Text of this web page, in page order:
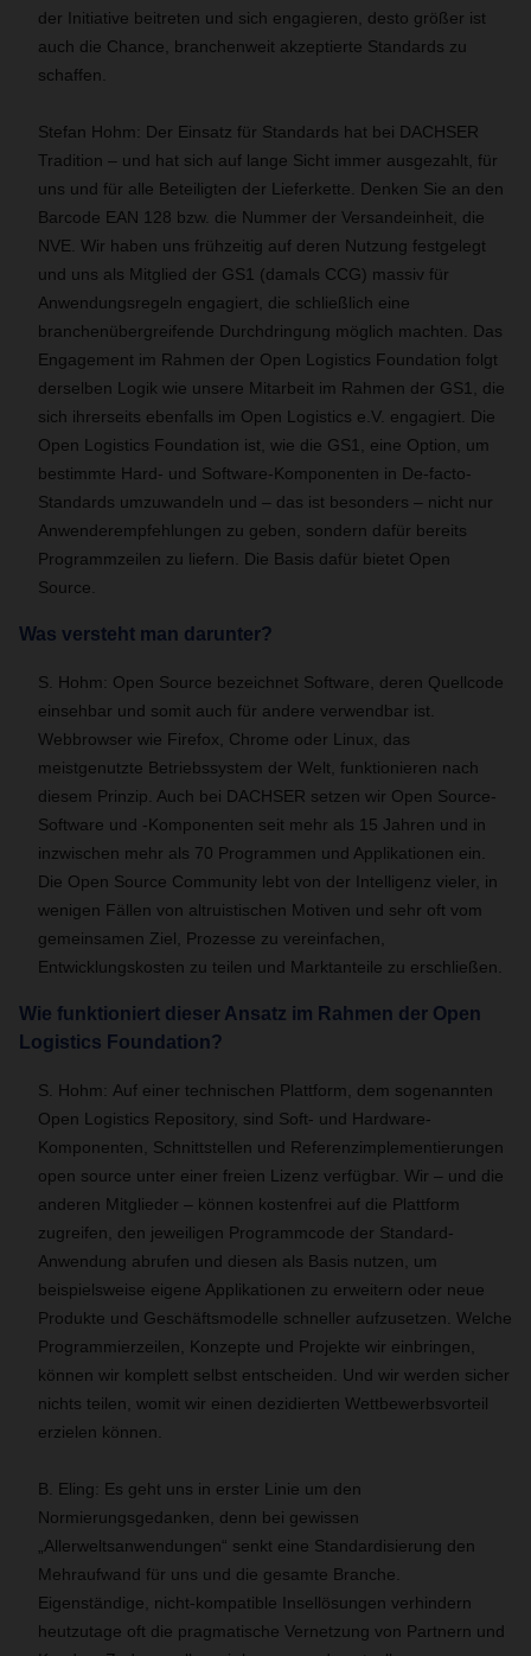
der Initiative beitreten und sich engagieren, desto größer ist
auch die Chance, branchenweit akzeptierte Standards zu
schaffen.
Stefan Hohm: Der Einsatz für Standards hat bei DACHSER
Tradition – und hat sich auf lange Sicht immer ausgezahlt, für
uns und für alle Beteiligten der Lieferkette. Denken Sie an den
Barcode EAN 128 bzw. die Nummer der Versandeinheit, die
NVE. Wir haben uns frühzeitig auf deren Nutzung festgelegt
und uns als Mitglied der GS1 (damals CCG) massiv für
Anwendungsregeln engagiert, die schließlich eine
branchenübergreifende Durchdringung möglich machten. Das
Engagement im Rahmen der Open Logistics Foundation folgt
derselben Logik wie unsere Mitarbeit im Rahmen der GS1, die
sich ihrerseits ebenfalls im Open Logistics e.V. engagiert. Die
Open Logistics Foundation ist, wie die GS1, eine Option, um
bestimmte Hard- und Software-Komponenten in De-facto-
Standards umzuwandeln und – das ist besonders – nicht nur
Anwenderempfehlungen zu geben, sondern dafür bereits
Programmzeilen zu liefern. Die Basis dafür bietet Open
Source.
Was versteht man darunter?
S. Hohm: Open Source bezeichnet Software, deren Quellcode
einsehbar und somit auch für andere verwendbar ist.
Webbrowser wie Firefox, Chrome oder Linux, das
meistgenutzte Betriebssystem der Welt, funktionieren nach
diesem Prinzip. Auch bei DACHSER setzen wir Open Source-
Software und -Komponenten seit mehr als 15 Jahren und in
inzwischen mehr als 70 Programmen und Applikationen ein.
Die Open Source Community lebt von der Intelligenz vieler, in
wenigen Fällen von altruistischen Motiven und sehr oft vom
gemeinsamen Ziel, Prozesse zu vereinfachen,
Entwicklungskosten zu teilen und Marktanteile zu erschließen.
Wie funktioniert dieser Ansatz im Rahmen der Open
Logistics Foundation?
S. Hohm: Auf einer technischen Plattform, dem sogenannten
Open Logistics Repository, sind Soft- und Hardware-
Komponenten, Schnittstellen und Referenzimplementierungen
open source unter einer freien Lizenz verfügbar. Wir – und die
anderen Mitglieder – können kostenfrei auf die Plattform
zugreifen, den jeweiligen Programmcode der Standard-
Anwendung abrufen und diesen als Basis nutzen, um
beispielsweise eigene Applikationen zu erweitern oder neue
Produkte und Geschäftsmodelle schneller aufzusetzen. Welche
Programmierzeilen, Konzepte und Projekte wir einbringen,
können wir komplett selbst entscheiden. Und wir werden sicher
nichts teilen, womit wir einen dezidierten Wettbewerbsvorteil
erzielen können.
B. Eling: Es geht uns in erster Linie um den
Normierungsgedanken, denn bei gewissen
„Allerweltsanwendungen“ senkt eine Standardisierung den
Mehraufwand für uns und die gesamte Branche.
Eigenständige, nicht-kompatible Insellösungen verhindern
heutzutage oft die pragmatische Vernetzung von Partnern und